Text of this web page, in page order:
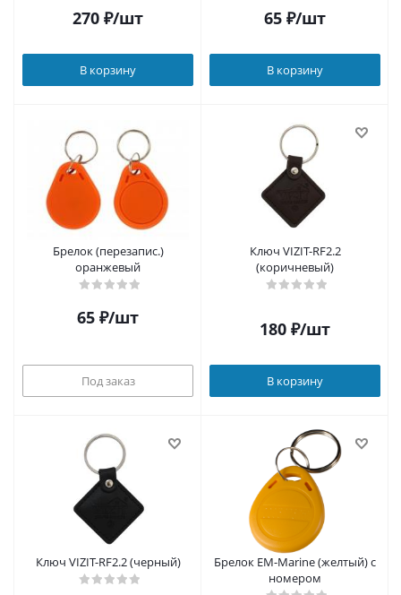
270 ₽/шт
В корзину
65 ₽/шт
В корзину
Брелок (перезапис.)
оранжевый
65 ₽/шт
Под заказ
Ключ VIZIT-RF2.2
(коричневый)
180 ₽/шт
В корзину
Ключ VIZIT-RF2.2 (черный)
Брелок EM-Marine (желтый) с
номером